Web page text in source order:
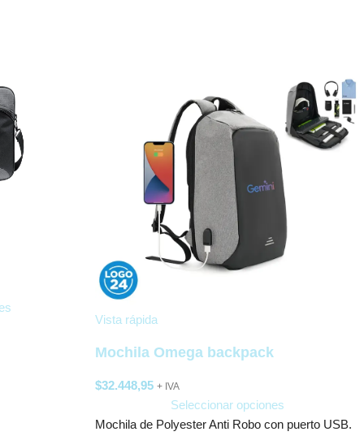
Vista rápida
Mochila Omega backpack
$32.448,95 + IVA
Seleccionar opciones
Mochila de Polyester Anti Robo con puerto USB.